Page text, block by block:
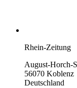
Rhein-Zeitung
August-Horch-
56070 Koblenz
Deutschland